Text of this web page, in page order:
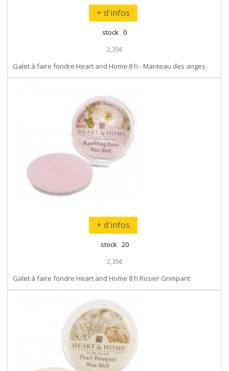
+ d'infos
stock 0
2,35€
Galet à faire fondre Heart and Home 8 h - Manteau des anges
+ d'infos
stock 20
2,35€
Galet à faire fondre Heart and Home 8 h Rosier Grimpant